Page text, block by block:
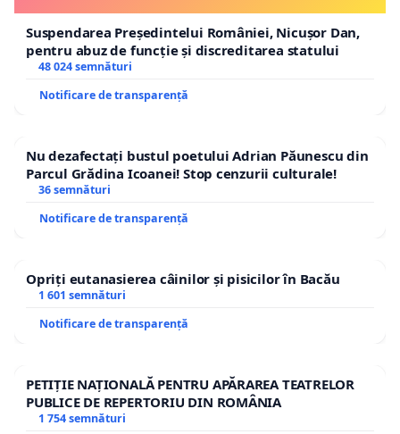
Suspendarea Președintelui României, Nicușor Dan,
pentru abuz de funcție și discreditarea statului
48 024 semnături
Notificare de transparență
Nu dezafectați bustul poetului Adrian Păunescu din
Parcul Grădina Icoanei! Stop cenzurii culturale!
36 semnături
Notificare de transparență
Opriți eutanasierea câinilor și pisicilor în Bacău
1 601 semnături
Notificare de transparență
PETIȚIE NAȚIONALĂ PENTRU APĂRAREA TEATRELOR
PUBLICE DE REPERTORIU DIN ROMÂNIA
1 754 semnături